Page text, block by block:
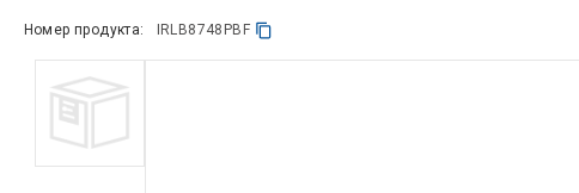
Номер продукта: IRLB8748PBF